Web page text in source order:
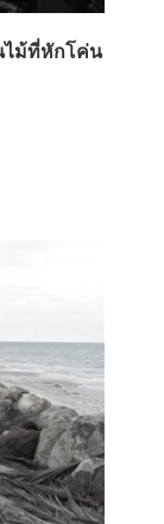
ไม้ที่หักโค่น